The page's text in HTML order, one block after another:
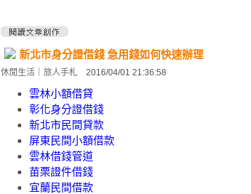
新北市身分證借錢 急用錢如何快速辦理
休閒生活 旅人手札 2016/04/01 21:36:58
雲林小額借貸
彰化身分證借錢
新北市民間貸款
屏東民間小額借款
雲林借錢管道
苗栗證件借錢
宜蘭民間借款